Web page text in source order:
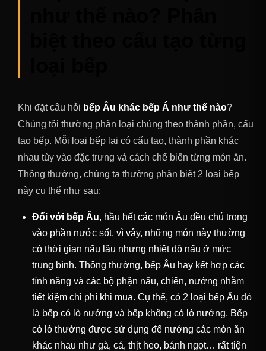
Khi đặt câu hỏi bếp Âu khác bếp Á như thế nào?
Chúng tôi thường phân loại chúng theo thành phần, cấu
tạo bếp. Mỗi loại bếp lại có cấu tạo, thành phần khác
nhau tùy vào đặc trưng và cách chế biến từng món ăn.
Thông thường, chúng ta thường phân biệt 2 loại bếp
này cụ thể như sau:
Đối với bếp Âu, hầu hết các món Âu đều chú trọng
vào phần nước sốt, vì vậy, những món này thường
có thời gian nấu lâu nhưng nhiệt độ nấu ở mức
trung bình. Thông thường, bếp Âu hay kết hợp các
tính năng và các bộ phận nấu, chiên, nướng nhằm
tiết kiệm chi phí khi mua. Cụ thể, có 2 loại bếp Âu đó
là bếp có lò nướng và bếp không có lò nướng. Bếp
có lò thường được sử dụng để nướng các món ăn
khác nhau như gà, cá, thịt heo, bánh ngọt… rất tiện